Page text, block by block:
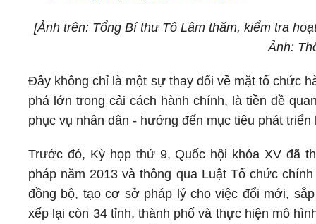
[Ảnh trên: Tổng Bí thư Tô Lâm thăm, kiểm tra
Ảnh:
Đây không chỉ là một sự thay đổi về mặt tổ chức
phá lớn trong cải cách hành chính, là tiền đề
phục vụ nhân dân - hướng đến mục tiêu phát
Trước đó, Kỳ họp thứ 9, Quốc hội khóa XV đã
pháp năm 2013 và thông qua Luật Tổ chức
đồng bộ, tạo cơ sở pháp lý cho việc đổi mới,
xếp lại còn 34 tỉnh, thành phố và thực hiện mô